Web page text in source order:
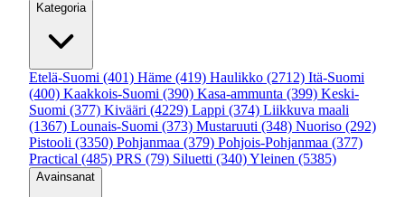
Kategoria
Etelä-Suomi (401) Häme (419) Haulikko (2712) Itä-Suomi
(400) Kaakkois-Suomi (390) Kasa-ammunta (399) Keski-
Suomi (377) Kivääri (4229) Lappi (374) Liikkuva maali
(1367) Lounais-Suomi (373) Mustaruuti (348) Nuoriso (292)
Pistooli (3350) Pohjanmaa (379) Pohjois-Pohjanmaa (377)
Practical (485) PRS (79) Siluetti (340)Yleinen (5385)
Avainsanat